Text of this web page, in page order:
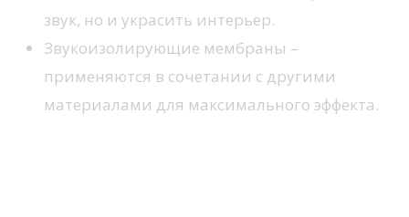
звук, но и украсить интерьер.
Звукоизолирующие мембраны –
применяются в сочетании с другими
материалами для максимального эффекта.